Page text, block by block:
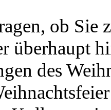
ob Sie
überhaupt
des